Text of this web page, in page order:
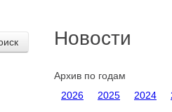
Новости
Архив по годам
2026
2025 2024